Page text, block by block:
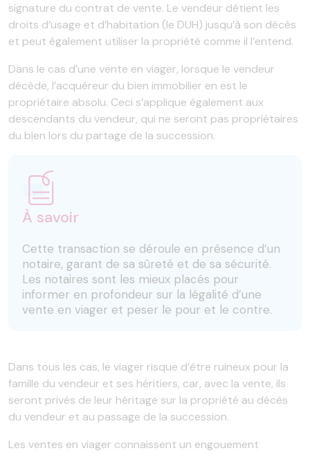
signature du contrat de vente. Le vendeur détient les
droits d’usage et d’habitation (le DUH) jusqu’à son décès
et peut également utiliser la propriété comme il l’entend.
Dans le cas d’une vente en viager, lorsque le vendeur
décède, l’acquéreur du bien immobilier en est le
propriétaire absolu. Ceci s’applique également aux
descendants du vendeur, qui ne seront pas propriétaires
du bien lors du partage de la succession.
À savoir
Cette transaction se déroule en présence d’un
notaire, garant de sa sûreté et de sa sécurité.
Les notaires sont les mieux placés pour
informer en profondeur sur la légalité d’une
vente en viager et peser le pour et le contre.
Dans tous les cas, le viager risque d’être ruineux pour la
famille du vendeur et ses héritiers, car, avec la vente, ils
seront privés de leur héritage sur la propriété au décès
du vendeur et au passage de la succession.
Les ventes en viager connaissent un engouement